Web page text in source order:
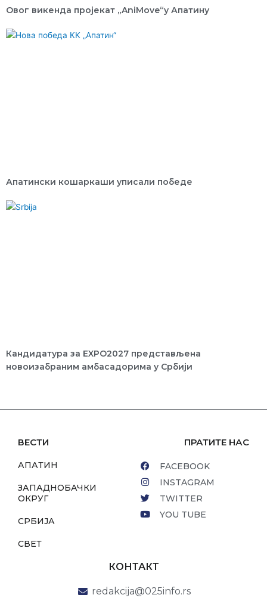
Овог викенда пројекат „AniMove“у Апатину
Апатински кошаркаши уписали победе
Кандидатура за ЕXPO2027 представљена
новоизабраним амбасадорима у Србији
ВЕСТИ
АПАТИН
ЗАПАДНОБАЧКИ
ОКРУГ
СРБИЈА
СВЕТ
ПРАТИТЕ НАС
FACEBOOK
INSTAGRAM
TWITTER
YOU TUBE
КОНТАКТ
redakcija@025info.rs